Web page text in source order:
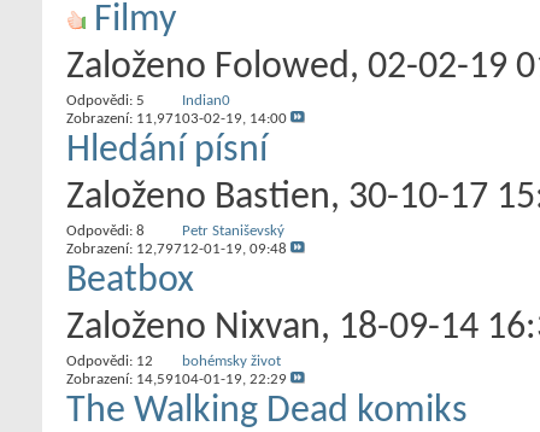
Filmy
Založeno Folowed‎, 02-02-19
Odpovědi: 5
Zobrazení: 11,971
Indian0
03-02-19, 14:00
Hledání písní
Založeno Bastien‎, 30-10-17
Odpovědi: 8
Zobrazení: 12,797
Petr Staniševský
12-01-19, 09:48
Beatbox
Založeno Nixvan‎, 18-09-14
Odpovědi: 12
Zobrazení: 14,591
bohémsky život
04-01-19, 22:29
The Walking Dead komiks